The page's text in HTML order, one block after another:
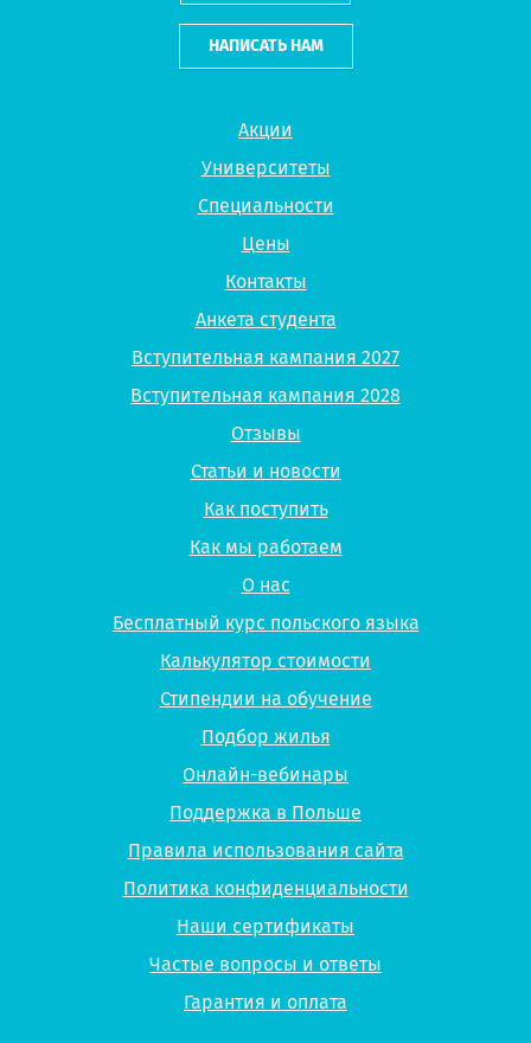
Акции
Университеты
Специальности
Цены
Контакты
Анкета студента
Вступительная кампания 2027
Вступительная кампания 2028
Отзывы
Статьи и новости
Как поступить
Как мы работаем
О нас
Бесплатный курс польского языка
Калькулятор стоимости
Стипендии на обучение
Подбор жилья
Онлайн-вебинары
Поддержка в Польше
Правила использования сайта
Политика конфиденциальности
Наши сертификаты
Частые вопросы и ответы
Гарантия и оплата
НАПИСАТЬ НАМ